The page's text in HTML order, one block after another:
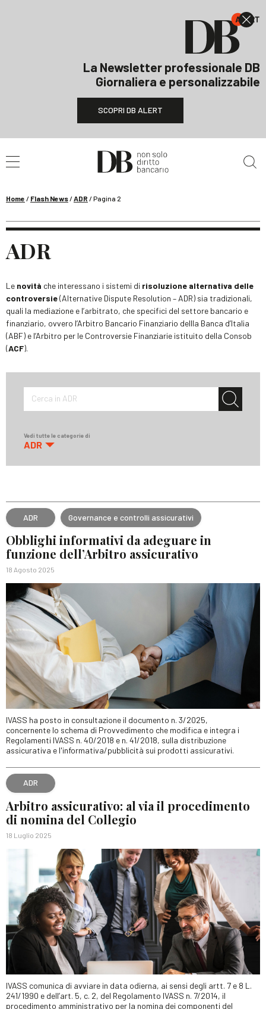
La Newsletter professionale DB
Giornaliera e personalizzabile
SCOPRI DB ALERT
Home / Flash News/ADR /Pagina 2
ADR
Le novità che interessano i sistemi di risoluzione alternativa delle
controversie(Alternative Dispute Resolution – ADR) sia tradizionali,
quali la mediazione e l’arbitrato, che specifici del settore bancario e
finanziario, ovvero l’Arbitro Bancario Finanziario dellla Banca d’Italia
(ABF) e l’Arbitro per le Controversie Finanziarie istituito della Consob
(ACF).
Cerca in ADR
Vedi tutte le categorie di
ADR
ADR Governance e controlli assicurativi
Obblighi informativi da adeguare in
funzione dell’Arbitro assicurativo
18 Agosto 2025
IVASS ha posto in consultazione il documento n. 3/2025,
concernente lo schema di Provvedimento che modifica e integra i
Regolamenti IVASS n. 40/2018 e n. 41/2018, sulla distribuzione
assicurativa e l'informativa/pubblicità sui prodotti assicurativi.
ADR
Arbitro assicurativo: al via il procedimento
di nomina del Collegio
18 Luglio 2025
IVASS comunica di avviare in data odierna, ai sensi degli artt. 7 e 8 L.
241/1990 e dell’art. 5, c. 2, del Regolamento IVASS n. 7/2014, il
procedimento amministrativo per la nomina dei componenti del